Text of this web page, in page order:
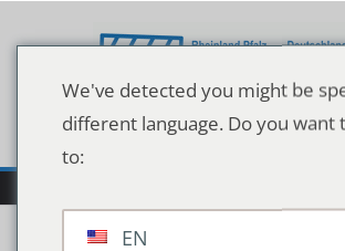
Inhalt
We've detected you might be
different language. Do you want
to:
EN